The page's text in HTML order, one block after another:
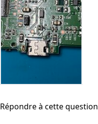
Répondre à cette question